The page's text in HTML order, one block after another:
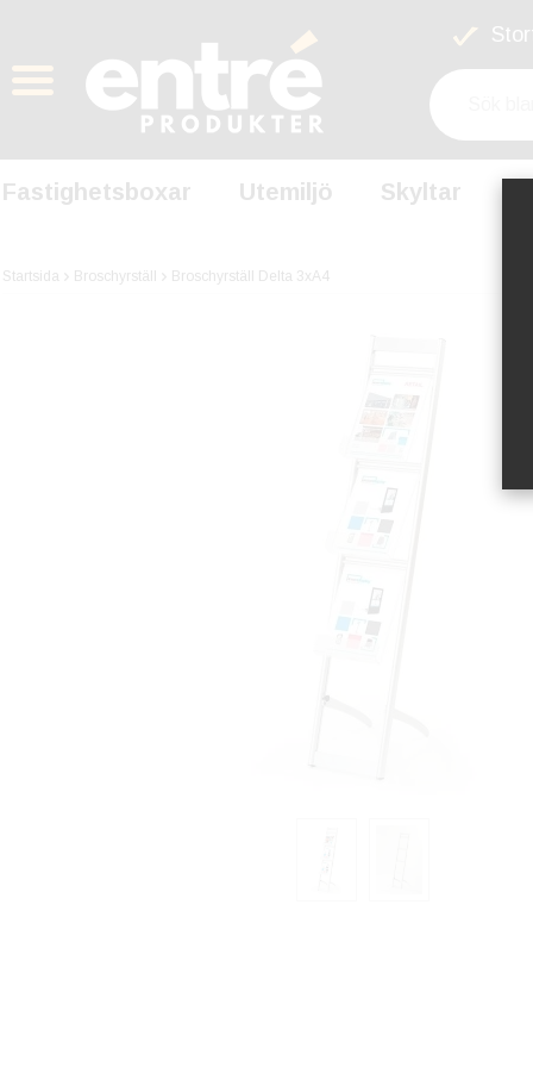
Fastighetsboxar Utemiljö Skyltar
Startsida Broschyrställ Broschyrställ Delta 3xA4